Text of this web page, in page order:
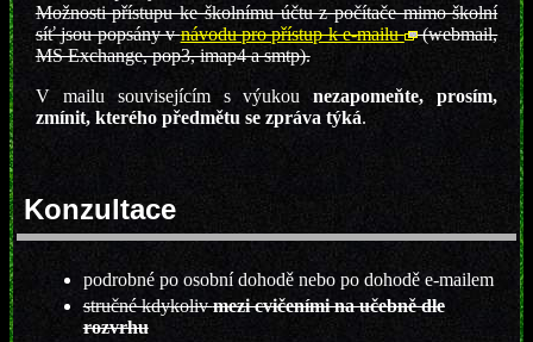
Možnosti přístupu ke školnímu účtu z počítače mimo školní
síť jsou popsány vnávodu pro přístup k e-mailu
(webmail,
MS Exchange, pop3, imap4 a smtp).
V mailu souvisejícím s výukounezapomeňte, prosím,
zmínit, kterého předmětu se zpráva týká.
Konzultace
podrobné po osobní dohodě nebo po dohodě e-mailem
stručné kdykolivmezi cvičeními na učebně dle
rozvrhu